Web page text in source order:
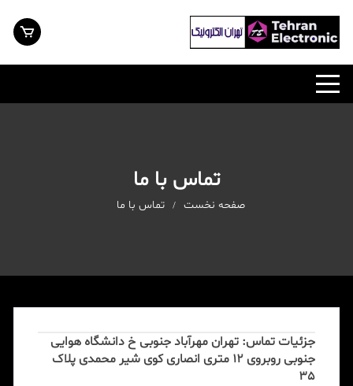
محتوا
تماس با ما
صفحه نخست تماس با ما
جزئیات تماس: تهران مهرآباد جنوبی خ دانشگاه هوایی
جنوبی روبروی 12 متری انصاری کوی شیر محمدی پلاک
35